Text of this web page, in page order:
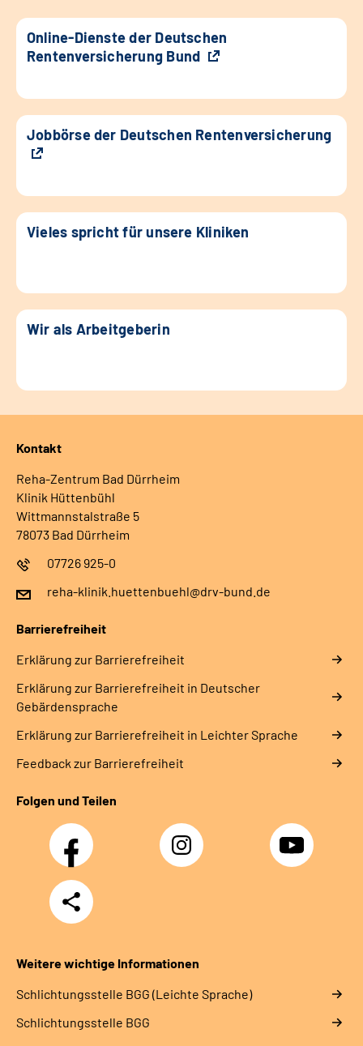
Online-Dienste der Deutschen
Rentenversicherung Bund
Jobbörse der Deutschen Rentenversicherung
Vieles spricht für unsere Kliniken
Wir als Arbeitgeberin
Kontakt
Reha-Zentrum Bad Dürrheim
Klinik Hüttenbühl
Wittmannstalstraße 5
78073 Bad Dürrheim
07726 925-0
reha-klinik.huettenbuehl@drv-bund.de
Barrierefreiheit
Erklärung zur Barrierefreiheit
Erklärung zur Barrierefreiheit in Deutscher
Gebärdensprache
Erklärung zur Barrierefreiheit in Leichter Sprache
Feedback zur Barrierefreiheit
Folgen und Teilen
Facebook Instagram YouTube
Teilen
Weitere wichtige Informationen
Schlich­tungs­stel­le BGG (Leichte Sprache)
Schlich­tungs­stel­le BGG